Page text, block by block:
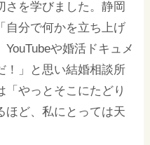
さを学びました。静岡
自分で何かを立ち上げ
や婚活ドキュメ
！」と思い結婚相談所
「やっとそこにたどり
ほど、私にとっては天